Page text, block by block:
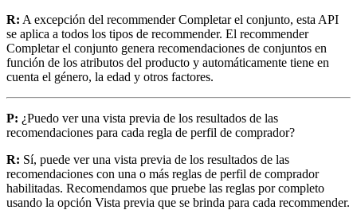
R: A excepción del recommender Completar el conjunto, esta API
se aplica a todos los tipos de recommender. El recommender
Completar el conjunto genera recomendaciones de conjuntos en
función de los atributos del producto y automáticamente tiene en
cuenta el género, la edad y otros factores.
P: ¿Puedo ver una vista previa de los resultados de las
recomendaciones para cada regla de perfil de comprador?
R: Sí, puede ver una vista previa de los resultados de las
recomendaciones con una o más reglas de perfil de comprador
habilitadas. Recomendamos que pruebe las reglas por completo
usando la opción Vista previa que se brinda para cada recommender.